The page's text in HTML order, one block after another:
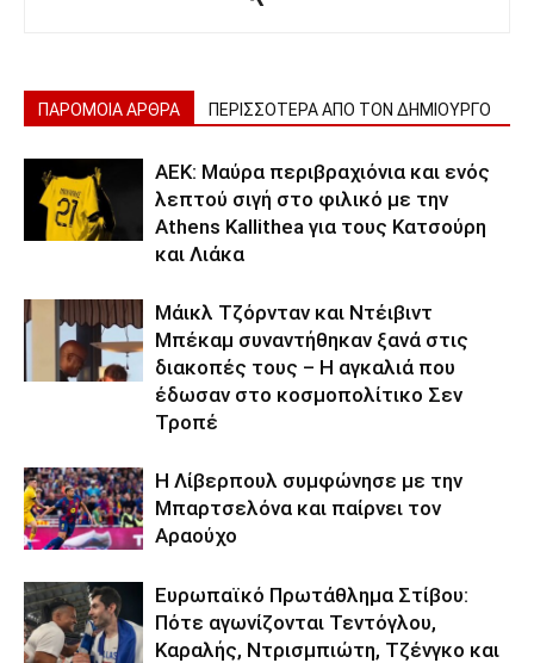
ΠΑΡΟΜΟΙΑ ΑΡΘΡΑ ΠΕΡΙΣΣΟΤΕΡΑ ΑΠΟ ΤΟΝ ΔΗΜΙΟΥΡΓΟ
ΑΕΚ: Μαύρα περιβραχιόνια και ενός
λεπτού σιγή στο φιλικό με την
Athens Kallithea για τους Κατσούρη
και Λιάκα
Μάικλ Τζόρνταν και Ντέιβιντ
Μπέκαμ συναντήθηκαν ξανά στις
διακοπές τους – Η αγκαλιά που
έδωσαν στο κοσμοπολίτικο Σεν
Τροπέ
Η Λίβερπουλ συμφώνησε με την
Μπαρτσελόνα και παίρνει τον
Αραούχο
Ευρωπαϊκό Πρωτάθλημα Στίβου:
Πότε αγωνίζονται Τεντόγλου,
Καραλής, Ντρισμπιώτη, Τζένγκο και